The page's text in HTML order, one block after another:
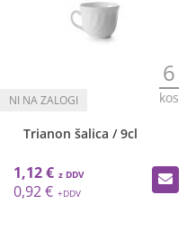
6
kos
Trianon šalica / 9cl
1,12 €
0,92 €